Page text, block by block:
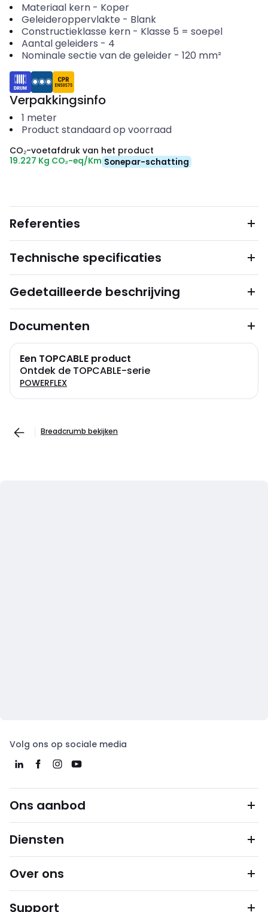
Materiaal kern- Koper
Geleideroppervlakte - Blank
Constructieklasse kern- Klasse 5 = soepel
Aantal geleiders - 4
Nominale sectie van de geleider- 120 mm²
Verpakkingsinfo
1 meter
Product standaard op voorraad
CO₂-voetafdruk van het product
19.227 Kg CO₂-eq/Km Sonepar-schatting
Referenties
Technische specificaties
Gedetailleerde beschrijving
Documenten
Een TOPCABLE product
Ontdek de TOPCABLE-serie
POWERFLEX
Breadcrumb bekijken
Volg ons op sociale media
Ons aanbod
Diensten
Over ons
Support